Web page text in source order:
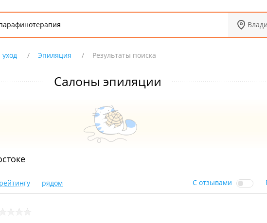
уход Эпиляция Результаты поиска
Салоны эпиляции
рядом С отзывами